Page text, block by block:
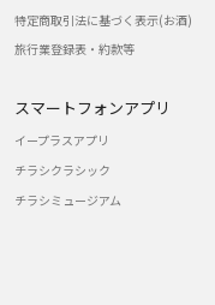
特定商取引法に基づく表示(お酒)
旅行業登録表・約款等
スマートフォンアプリ
イープラスアプリ
チラシクラシック
チラシミュージアム